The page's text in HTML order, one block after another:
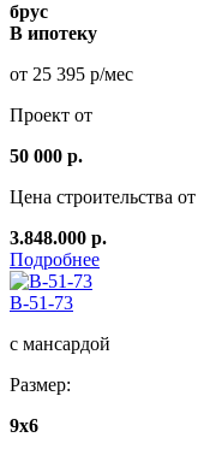
брус
В ипотеку
от 25 395 р/мес
Проект от
50 000 р.
Цена строительства от
3.848.000 р.
Подробнее
B-51-73
с мансардой
Размер:
9х6